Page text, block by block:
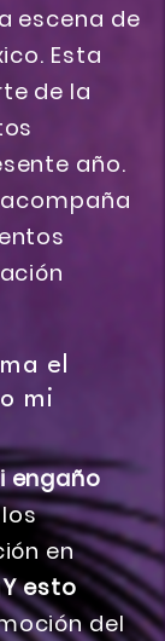
escena de
Esta
de la
año.
el
mi
engaño
en
esto
del